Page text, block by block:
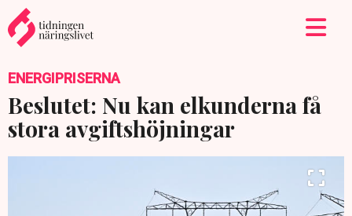
ENERGIPRISERNA
Beslutet: Nu kan elkunderna få
stora avgiftshöjningar